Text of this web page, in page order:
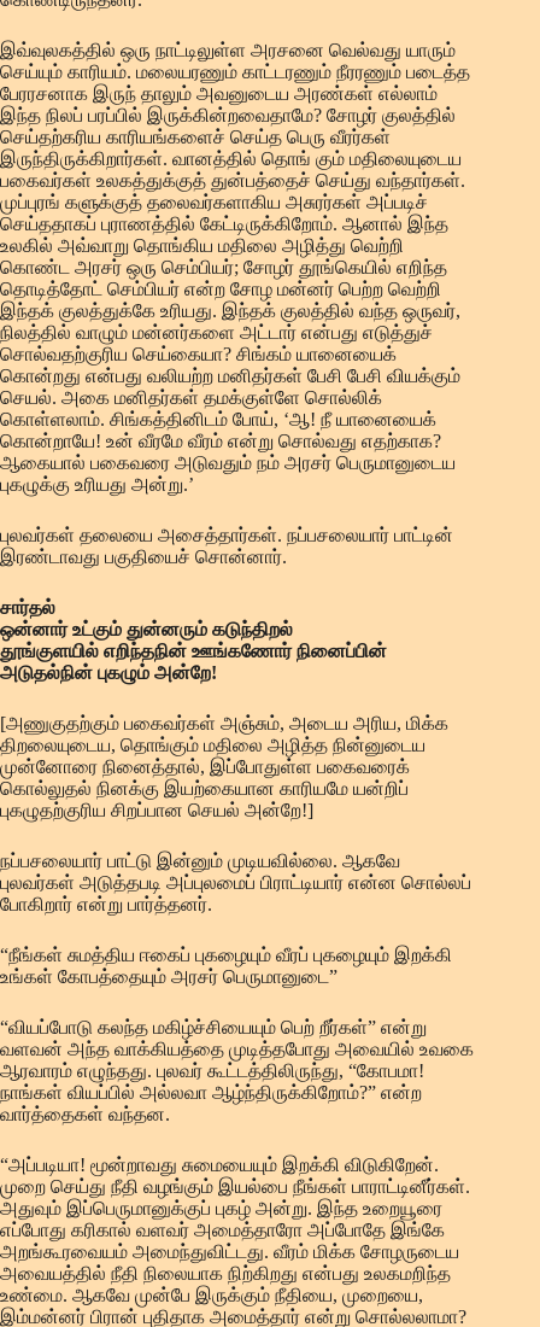
இவ்வுலகத்தில் ஒரு நாட்டிலுள்ள அரசனை வெல்வது யாரும்
செய்யும் காரியம். மலையரணும் காட்டரணும் நீரரணும் படைத்த
பேரரசனாக இருந் தாலும் அவனுடைய அரண்கள் எல்லாம்
இந்த நிலப் பரப்பில் இருக்கின்றவைதாமே? சோழர் குலத்தில்
செய்தற்கரிய காரியங்களைச் செய்த பெரு வீரர்கள்
இருந்திருக்கிறார்கள். வானத்தில் தொங் கும் மதிலையுடைய
பகைவர்கள் உலகத்துக்குத் துன்பத்தைச் செய்து வந்தார்கள்.
முப்புரங் களுக்குத் தலைவர்களாகிய அசுரர்கள் அப்படிச்
செய்ததாகப் புராணத்தில் கேட்டிருக்கிறோம். ஆனால் இந்த
உலகில் அவ்வாறு தொங்கிய மதிலை அழித்து வெற்றி
கொண்ட அரசர் ஒரு செம்பியர்; சோழர் தூங்கெயில் எறிந்த
தொடித்தோட் செம்பியர் என்ற சோழ மன்னர் பெற்ற வெற்றி
இந்தக் குலத்துக்கே உரியது. இந்தக் குலத்தில் வந்த ஒருவர்,
நிலத்தில் வாழும் மன்னர்களை அட்டார் என்பது எடுத்துச்
சொல்வதற்குரிய செய்கையா? சிங்கம் யானையைக்
கொன்றது என்பது வலியற்ற மனிதர்கள் பேசி பேசி வியக்கும்
செயல். அகை மனிதர்கள் தமக்குள்ளே சொல்லிக்
கொள்ளலாம். சிங்கத்தினிடம் போய், ‘ஆ! நீ யானையைக்
கொன்றாயே! உன் வீரமே வீரம் என்று சொல்வது எதற்காக?
ஆகையால் பகைவரை அடுவதும் நம் அரசர் பெருமானுடைய
புகழுக்கு உரியது அன்று.’
புலவர்கள் தலையை அசைத்தார்கள். நப்பசலையார் பாட்டின்
இரண்டாவது பகுதியைச் சொன்னார்.
சார்தல்
ஒன்னார் உட்கும் துன்னரும் கடுந்திறல்
தூங்குளயில் எறிந்தநின் ஊங்கணோர் நினைப்பின்
அடுதல்நின் புகழும் அன்றே!
[அணுகுதற்கும் பகைவர்கள் அஞ்சும், அடைய அரிய, மிக்க
திறலையுடைய, தொங்கும் மதிலை அழித்த நின்னுடைய
முன்னோரை நினைத்தால், இப்போதுள்ள பகைவரைக்
கொல்லுதல் நினக்கு இயற்கையான காரியமே யன்றிப்
புகழுதற்குரிய சிறப்பான செயல் அன்றே!]
நப்பசலையார் பாட்டு இன்னும் முடியவில்லை. ஆகவே
புலவர்கள் அடுத்தபடி அப்புலமைப் பிராட்டியார் என்ன சொல்லப்
போகிறார் என்று பார்த்தனர்.
“நீங்கள் சுமத்திய ஈகைப் புகழையும் வீரப் புகழையும் இறக்கி
உங்கள் கோபத்தையும் அரசர் பெருமானுடை”
“வியப்போடு கலந்த மகிழ்ச்சியையும் பெற் றீர்கள்” என்று
வளவன் அந்த வாக்கியத்தை முடித்தபோது அவையில் உவகை
ஆரவாரம் எழுந்தது. புலவர் கூட்டத்திலிருந்து, “கோபமா!
நாங்கள் வியப்பில் அல்லவா ஆழ்ந்திருக்கிறோம்?” என்ற
வார்த்தைகள் வந்தன.
“அப்படியா! மூன்றாவது சுமையையும் இறக்கி விடுகிறேன்.
முறை செய்து நீதி வழங்கும் இயல்பை நீங்கள் பாராட்டினீர்கள்.
அதுவும் இப்பெருமானுக்குப் புகழ் அன்று. இந்த உறையூரை
எப்போது கரிகால் வளவர் அமைத்தாரோ அப்போதே இங்கே
அறங்கூரவையம் அமைந்துவிட்டது. வீரம் மிக்க சோழருடைய
அவையத்தில் நீதி நிலையாக நிற்கிறது என்பது உலகமறிந்த
உண்மை. ஆகவே முன்பே இருக்கும் நீதியை, முறையை,
இம்மன்னர் பிரான் புதிதாக அமைத்தார் என்று சொல்லலாமா?